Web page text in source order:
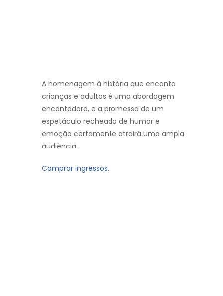
A homenagem à história que encanta
crianças e adultos é uma abordagem
encantadora, e a promessa de um
espetáculo recheado de humor e
emoção certamente atrairá uma ampla
audiência.
Comprar ingressos.